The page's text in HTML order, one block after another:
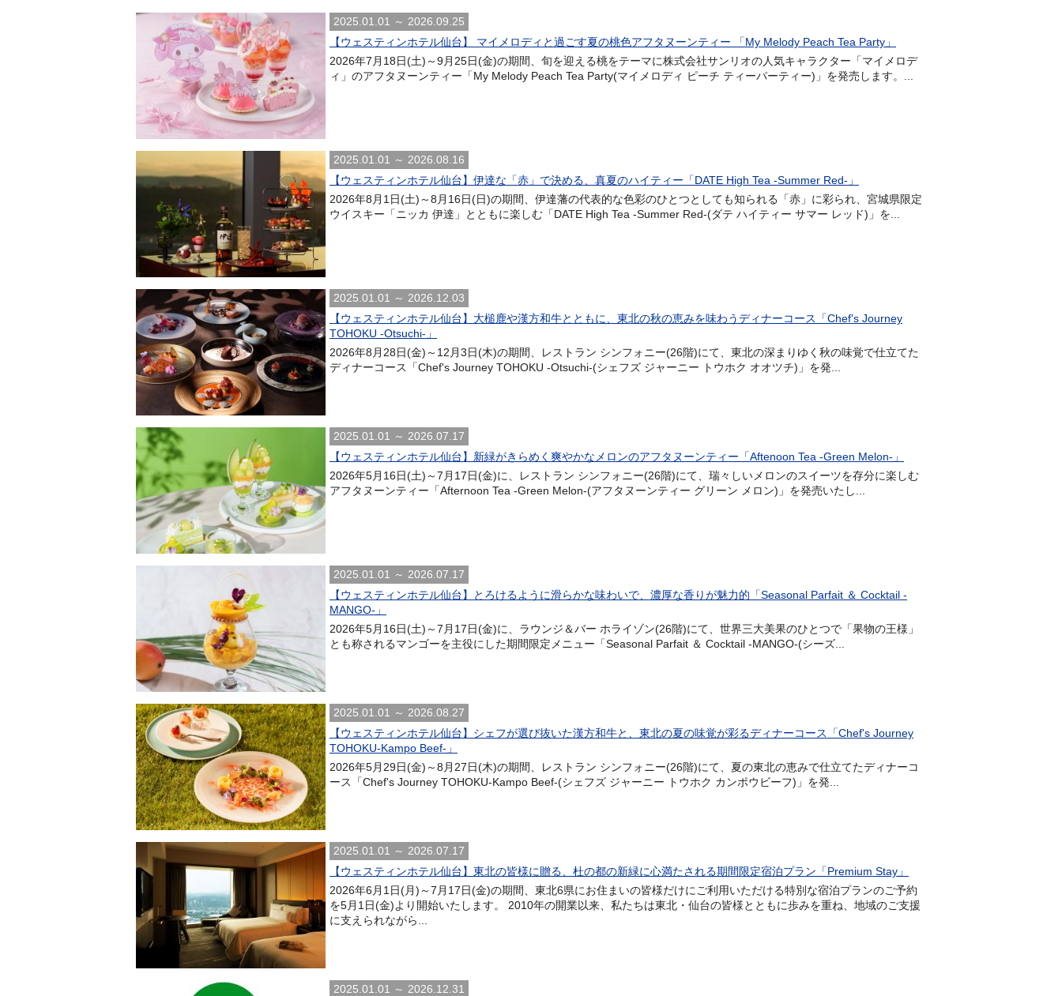
2025.01.01 ～ 2026.09.25
【ウェスティンホテル仙台】 マイメロディと過ごす夏の桃色アフタヌーンティー 「My Melody Peach Tea Party」
2026年7月18日(土)～9月25日(金)の期間、旬を迎える桃をテーマに株式会社サンリオの人気キャラクター「マイメロデ
ィ」のアフタヌーンティー「My Melody Peach Tea Party(マイメロディ ピーチ ティーパーティー)」を発売します。...
2025.01.01 ～ 2026.08.16
【ウェスティンホテル仙台】伊達な「赤」で決める、真夏のハイティー「DATE High Tea -Summer Red-」
2026年8月1日(土)～8月16日(日)の期間、伊達藩の代表的な色彩のひとつとしても知られる「赤」に彩られ、宮城県限定
ウイスキー「ニッカ 伊達」とともに楽しむ「DATE High Tea -Summer Red-(ダテ ハイティー サマー レッド)」を...
2025.01.01 ～ 2026.12.03
【ウェスティンホテル仙台】大槌鹿や漢方和牛とともに、東北の秋の恵みを味わうディナーコース「Chef's Journey
TOHOKU -Otsuchi-」
2026年8月28日(金)～12月3日(木)の期間、レストラン シンフォニー(26階)にて、東北の深まりゆく秋の味覚で仕立てた
ディナーコース「Chef's Journey TOHOKU -Otsuchi-(シェフズ ジャーニー トウホク オオツチ)」を発...
2025.01.01 ～ 2026.07.17
【ウェスティンホテル仙台】新緑がきらめく爽やかなメロンのアフタヌーンティー「Aftenoon Tea -Green Melon-」
2026年5月16日(土)～7月17日(金)に、レストラン シンフォニー(26階)にて、瑞々しいメロンのスイーツを存分に楽しむ
アフタヌーンティー「Afternoon Tea -Green Melon-(アフタヌーンティー グリーン メロン)」を発売いたし...
2025.01.01 ～ 2026.07.17
【ウェスティンホテル仙台】とろけるように滑らかな味わいで、濃厚な香りが魅力的「Seasonal Parfait ＆ Cocktail -
MANGO-」
2026年5月16日(土)～7月17日(金)に、ラウンジ＆バー ホライゾン(26階)にて、世界三大美果のひとつで「果物の王様」
とも称されるマンゴーを主役にした期間限定メニュー「Seasonal Parfait ＆ Cocktail -MANGO-(シーズ...
2025.01.01 ～ 2026.08.27
【ウェスティンホテル仙台】シェフが選び抜いた漢方和牛と、東北の夏の味覚が彩るディナーコース「Chef's Journey
TOHOKU-Kampo Beef-」
2026年5月29日(金)～8月27日(木)の期間、レストラン シンフォニー(26階)にて、夏の東北の恵みで仕立てたディナーコ
ース「Chef's Journey TOHOKU-Kampo Beef-(シェフズ ジャーニー トウホク カンポウビーフ)」を発...
2025.01.01 ～ 2026.07.17
【ウェスティンホテル仙台】東北の皆様に贈る、杜の都の新緑に心満たされる期間限定宿泊プラン「Premium Stay」
2026年6月1日(月)～7月17日(金)の期間、東北6県にお住まいの皆様だけにご利用いただける特別な宿泊プランのご予約
を5月1日(金)より開始いたします。 2010年の開業以来、私たちは東北・仙台の皆様とともに歩みを重ね、地域のご支援
に支えられながら...
2025.01.01 ～ 2026.12.31